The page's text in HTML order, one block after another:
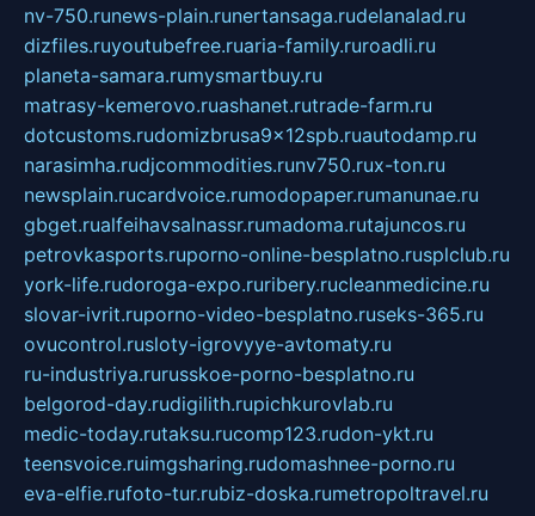
nv-750.runews-plain.runertansaga.rudelanalad.ru
dizfiles.ruyoutubefree.ruaria-family.ruroadli.ru
planeta-samara.rumysmartbuy.ru
matrasy-kemerovo.ruashanet.rutrade-farm.ru
dotcustoms.rudomizbrusa9x12spb.ruautodamp.ru
narasimha.rudjcommodities.runv750.rux-ton.ru
newsplain.rucardvoice.rumodopaper.rumanunae.ru
gbget.rualfeihavsalnassr.rumadoma.rutajuncos.ru
petrovkasports.ruporno-online-besplatno.rusplclub.ru
york-life.rudoroga-expo.ruribery.rucleanmedicine.ru
slovar-ivrit.ruporno-video-besplatno.ruseks-365.ru
ovucontrol.rusloty-igrovyye-avtomaty.ru
ru-industriya.rurusskoe-porno-besplatno.ru
belgorod-day.rudigilith.rupichkurovlab.ru
medic-today.rutaksu.rucomp123.rudon-ykt.ru
teensvoice.ruimgsharing.rudomashnee-porno.ru
eva-elfie.rufoto-tur.rubiz-doska.rumetropoltravel.ru